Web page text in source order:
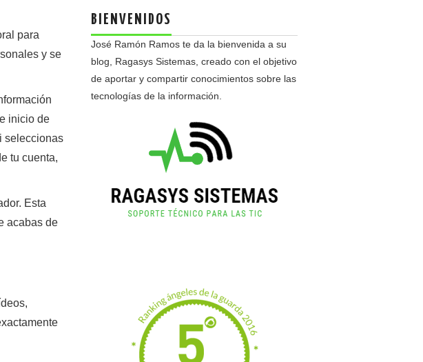
para
y se
inicio de
seleccionas
tu cuenta,
Esta
acabas de
BIENVENIDOS
José Ramón Ramos te da la bienvenida a su
blog, Ragasys Sistemas, creado con el objetivo
de aportar y compartir conocimientos sobre las
tecnologías de la información.